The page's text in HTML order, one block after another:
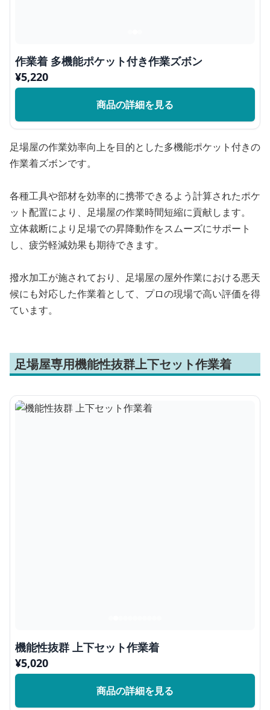
作業着 多機能ポケット付き作業ズボン
¥5,220
商品の詳細を見る
足場屋の作業効率向上を目的とした多機能ポケット付きの
作業着ズボンです。
各種工具や部材を効率的に携帯できるよう計算されたポケ
ット配置により、足場屋の作業時間短縮に貢献します。
立体裁断により足場での昇降動作をスムーズにサポート
し、疲労軽減効果も期待できます。
撥水加工が施されており、足場屋の屋外作業における悪天
候にも対応した作業着として、プロの現場で高い評価を得
ています。
足場屋専用機能性抜群上下セット作業着
機能性抜群 上下セット作業着
¥5,020
商品の詳細を見る